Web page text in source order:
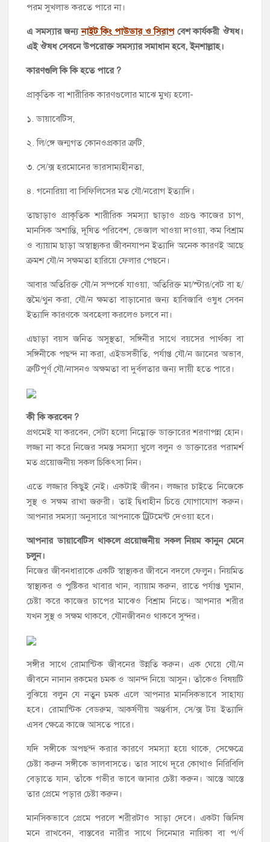
পরম সুখলাভ করতে পারে না।
এ সমস্যার জন্যনাইট কিং পাউডার ও সিরাপবেশ কার্যকরী ঔষধ।
এই ঔষধ সেবনে উপরোক্ত সমস্যার সমাধান হবে, ইনশাল্লাহ।
কারণগুলি কি কি হতে পারে ?
প্রাকৃতিক বা শারীরিক কারণগুলোর মাঝে মুখ্য হলো-
১. ডায়াবেটিস,
২. লি/ঙ্গে জন্মগত কোনওপ্রকার ত্রুটি,
৩. সে/ক্স হরমোনের ভারসাম্যহীনতা,
৪. গনোরিয়া বা সিফিলিসের মত যৌ/নরোগ ইত্যাদি।
তাছাড়াও প্রাকৃতিক শারীরিক সমস্যা ছাড়াও প্রচণ্ড কাজের চাপ,
মানসিক অশান্তি, দূষিত পরিবেশ, ভেজাল খাওয়া দাওয়া, কম বিশ্রাম
ও ব্যায়াম ছাড়া অস্বাস্থ্যকর জীবনযাপন ইত্যাদি অনেক কারণই আছে
ক্রমশ যৌ/ন সক্ষমতা হারিয়ে ফেলার পেছনে।
আবার অতিরিক্ত যৌ/ন সম্পর্কে যাওয়া, অতিরিক্ত মা/স্টার/বেট বা হ/
স্তমৈ/থুন করা, যৌ/ন ক্ষমতা বাড়ানোর জন্য হাবিজাবি ওষুধ সেবন
ইত্যাদি কারণকে অবহেলা করলেও চলবে না।
এছাড়া বয়স জনিত অসুস্থতা, সঙ্গিনীর সাথে বয়সের পার্থক্য বা
সঙ্গিনীকে পছন্দ না করা, এইডসভীতি, পর্যাপ্ত যৌ/ন জ্ঞানের অভাব,
ত্রুটিপূর্ণ যৌ/নাসনও অক্ষমতা বা দুর্বলতার জন্য দায়ী হতে পারে।
কী কি করবেন ?
প্রথমেই যা করবেন, সেটা হলো নিম্নোক্ত ডাক্তারের শরণাপন্ন হোন।
লজ্জা না করে নিজের সমস্ত সমস্যা খুলে বলুন ও ডাক্তারের পরামর্শ
মত প্রয়োজনীয় সকল চিকিৎসা নিন।
এতে লজ্জার কিছুই নেই। একটাই জীবন। লজ্জার চাইতে নিজেকে
সুস্থ ও সক্ষম রাখা জরুরী। তাই দ্বিধাহীন চিত্তে যোগাযোগ করুন।
আপনার সমস্যা অনুসারে আপনাকে ট্রিটমেন্ট দেওয়া হবে।
আপনার ডায়াবেটিস থাকলে প্রয়োজনীয় সকল নিয়ম কানুন মেনে
চলুন।
নিজের জীবনধারাকে একটি স্বাস্থ্যকর জীবনে বদলে ফেলুন। নিয়মিত
স্বাস্থ্যকর ও পুষ্টিকর খাবার খান, ব্যায়াম করুন, রাতে পর্যাপ্ত ঘুমান,
চেষ্টা করে কাজের চাপের মাঝেও বিশ্রাম নিতে। আপনার শরীর
যখন সুস্থ ও সক্ষম থাকবে, যৌনজীবনও থাকবে সুন্দর।
সঙ্গীর সাথে রোমান্টিক জীবনের উন্নতি করুন। এক ঘেয়ে যৌ/ন
জীবনে নানান রকমের চমক ও আনন্দ নিয়ে আসুন। তাঁকেও বিষয়টি
বুঝিয়ে বলুন যে নতুন চমক এলে আপনার মানসিকভাবে সাহায্য
হবে। রোমান্টিক বেডরুম, আকর্ষণীয় অন্তর্বাস, সে/ক্স টয় ইত্যাদি
এসব ক্ষেত্রে কাজে আসতে পারে।
যদি সঙ্গীকে অপছন্দ করার কারণে সমস্যা হয়ে থাকে, সেক্ষেত্রে
চেষ্টা করুন সঙ্গীকে ভালবাসতে। তার সাথে দূরে কোথাও নিরিবিলি
বেড়াতে যান, তাঁকে গভীর ভাবে জানার চেষ্টা করুন। আস্তে আস্তে
তার প্রেমে পড়ার চেষ্টা করুন।
মানসিকভাবে প্রেমে পরলে শরীরটাও সাড়া দেবে। একটা জিনিষ
মনে রাখবেন, বাস্তবের নারীর সাথে সিনেমার নায়িকা বা প/র্ণ